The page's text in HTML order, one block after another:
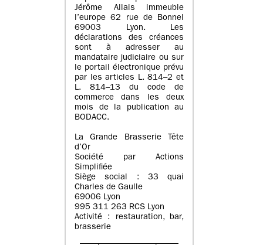
Jérôme Allais immeuble
l’europe 62 rue de Bonnel
69003 Lyon. Les
déclarations des créances
sont à adresser au
mandataire judiciaire ou sur
le portail électronique prévu
par les articles L. 814–2 et
L. 814–13 du code de
commerce dans les deux
mois de la publication au
BODACC.
La Grande Brasserie Tête
d’Or
Société par Actions
Simplifiée
Siège social : 33 quai
Charles de Gaulle
69006 Lyon
995 311 263 RCS Lyon
Activité : restauration, bar,
brasserie